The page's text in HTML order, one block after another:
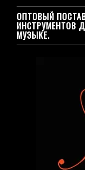
ОПТОВЫЙ
ИНСТРУМЕНТОВ
МУЗЫКЕ.